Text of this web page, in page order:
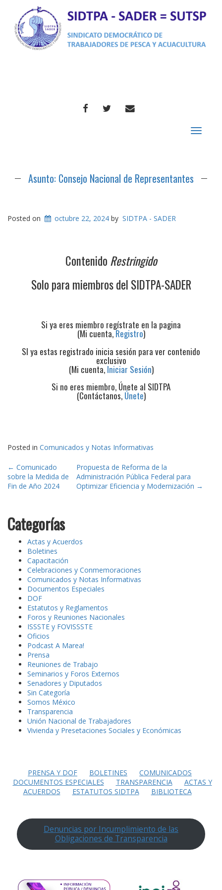
FACEBOOKTWITTERCORREO
Toggle
Asunto: Consejo Nacional de Representantes
Posted on octubre 22, 2024 by SIDTPA - SADER
Contenido Restringido
Solo para miembros del SIDTPA-SADER
Si ya eres miembro regístrate en la pagina
(Mi cuenta,Registro)
SI ya estas registrado inicia sesión para ver contenido
exclusivo
(Mi cuenta, Iniciar Sesión)
Si no eres miembro, Únete al SIDTPA
(Contáctanos, Únete)
Posted in Comunicados y Notas Informativas
Post
navigation
← Comunicado
sobre la Medida de
Fin de Año 2024
Propuesta de Reforma de la
Administración Pública Federal para
Optimizar Eficiencia y Modernización →
Categorías
Actas y Acuerdos
Boletines
Capacitación
Celebraciones y Conmemoraciones
Comunicados y Notas Informativas
Documentos Especiales
DOF
Estatutos y Reglamentos
Foros y Reuniones Nacionales
ISSSTE y FOVISSSTE
Oficios
Podcast A Marea!
Prensa
Reuniones de Trabajo
Seminarios y Foros Externos
Senadores y Diputados
Sin Categoría
Somos México
Transparencia
Unión Nacional de Trabajadores
Vivienda y Presetaciones Sociales y Económicas
PRENSA Y DOF BOLETINES
COMUNICADOS
DOCUMENTOS ESPECIALES
TRANSPARENCIA
ACTAS Y
ACUERDOS
ESTATUTOS SIDTPA BIBLIOTECA
Denuncias por Incumplimiento de las
Obligaciones de Transparencia